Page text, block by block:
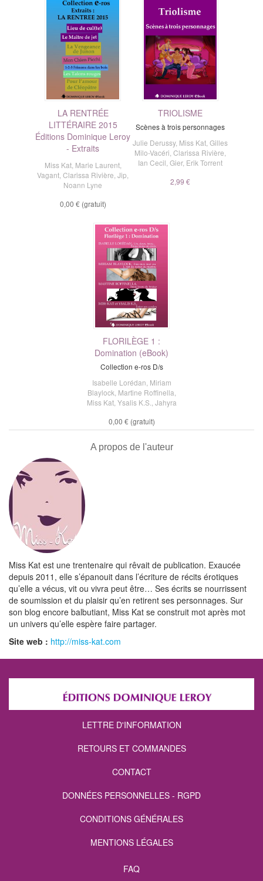
LA RENTRÉE
LITTÉRAIRE 2015
Éditions Dominique Leroy
- Extraits
Miss Kat, Marie Laurent,
Vagant Clarissa Rivière Jip
Noann Lyne
0,00 € (gratuit)
TRIOLISME
Scènes à trois personnages
Julie Derussy, Miss Kat Gilles
Milo-Vacéri Clarissa Rivière
Ian Cecil Gier, Erik Torrent
2,99 €
FLORILÈGE 1 :
Domination (eBook)
Collection e-ros D/s
Isabelle Lorédan Miriam
Blaylock Martine Roffinella
Miss Kat, Ysalis K.S. Jahyra
0,00 € (gratuit)
A propos de l'auteur
Miss Kat est une trentenaire qui rêvait de publication. Exaucée
depuis 2011, elle s’épanouit dans l’écriture de récits érotiques
qu’elle a vécus, vit ou vivra peut être… Ses écrits se nourrissent
de soumission et du plaisir qu’en retirent ses personnages. Sur
son blog encore balbutiant, Miss Kat se construit mot après mot
un univers qu’elle espère faire partager.
Site web : http://miss-kat.com
LETTRE D'INFORMATION
RETOURS ET COMMANDES
CONTACT
DONNÉES PERSONNELLES - RGPD
CONDITIONS GÉNÉRALES
MENTIONS LÉGALES
FAQ